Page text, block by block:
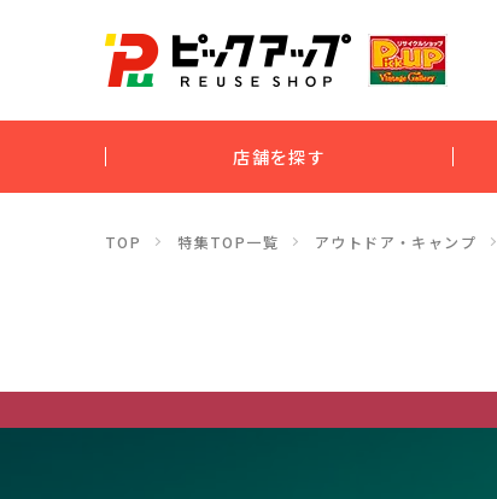
店舗を探す
TOP 特集TOP一覧 アウトドア・キャンプ